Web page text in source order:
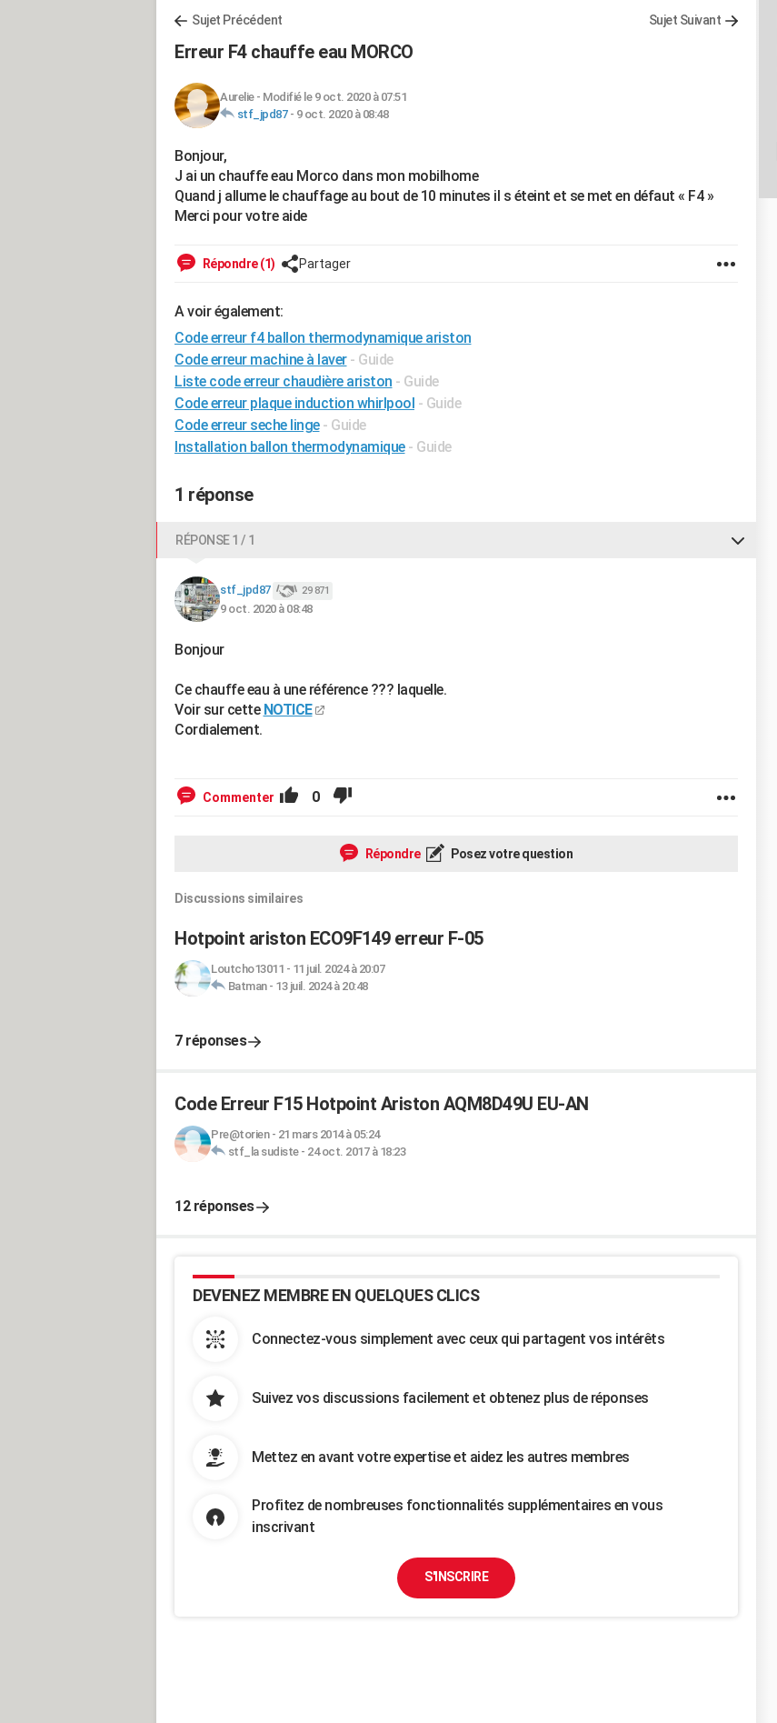
Sujet Précédent Sujet Suivant
Erreur F4 chauffe eau MORCO
Aurelie- Modifié le 9 oct. 2020 à 07:51
stf_jpd87- 9 oct. 2020 à 08:48
Bonjour,
J ai un chauffe eau Morco dans mon mobilhome
Quand j allume le chauffage au bout de 10 minutes il s éteint et se met en défaut « F4 »
Merci pour votre aide
Répondre (1) Partager
A voir également:
Code erreur f4 ballon thermodynamique ariston
Code erreur machine à laver - Guide
Liste code erreur chaudière ariston - Guide
Code erreur plaque induction whirlpool - Guide
Code erreur seche linge - Guide
Installation ballon thermodynamique - Guide
1 réponse
RÉPONSE 1 / 1
stf_jpd87 29 871
9 oct. 2020 à 08:48
Bonjour
Ce chauffe eau à une référence ??? laquelle.
Voir sur cette NOTICE
Cordialement.
Commenter 0
Répondre Posez votre question
Discussions similaires
Hotpoint ariston ECO9F149 erreur F-05
Loutcho13011 - 11 juil. 2024 à 20:07
Batman- 13 juil. 2024 à 20:48
7 réponses
Code Erreur F15 Hotpoint Ariston AQM8D49U EU-AN
Pre@torien- 21 mars 2014 à 05:24
stf_la sudiste- 24 oct. 2017 à 18:23
12 réponses
DEVENEZ MEMBRE EN QUELQUES CLICS
Connectez-vous simplement avec ceux qui partagent vos intérêts
Suivez vos discussions facilement et obtenez plus de réponses
Mettez en avant votre expertise et aidez les autres membres
Profitez de nombreuses fonctionnalités supplémentaires en vous
inscrivant
S'INSCRIRE